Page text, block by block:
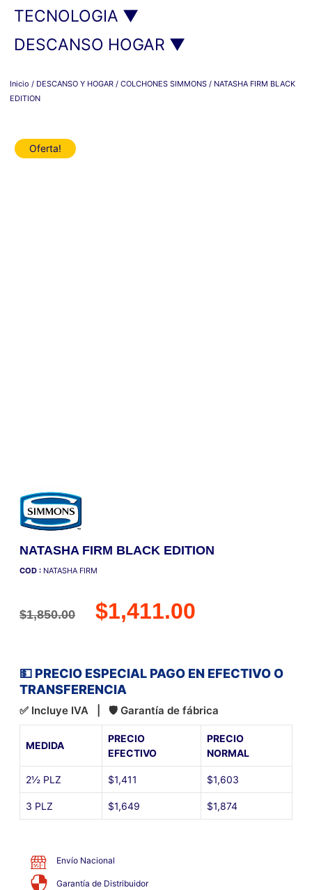
TECNOLOGIA ▼
DESCANSO HOGAR ▼
Inicio / DESCANSO Y HOGAR / COLCHONES SIMMONS / NATASHA FIRM BLACK
EDITION
Oferta!
NATASHA FIRM BLACK EDITION
COD : NATASHA FIRM
$1,850.00 $1,411.00
💵 PRECIO ESPECIAL PAGO EN EFECTIVO O
TRANSFERENCIA
✅ Incluye IVA | 🛡 Garantía de fábrica
MEDIDA
PRECIO
EFECTIVO
PRECIO
NORMAL
2½ PLZ $1,411 $1,603
3 PLZ $1,649 $1,874
Envío Nacional
Garantía de Distribuidor